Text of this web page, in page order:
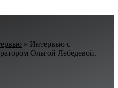
» Интервью с
Ольгой Лебедевой.